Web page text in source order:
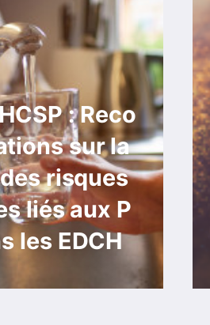
: Reco
sur la
risques
liés aux P
les EDCH